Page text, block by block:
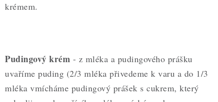
krémem.
Pudingový krém - z mléka a pudingového prášku
uvaříme puding (2/3 mléka přivedeme k varu a do 1/3
mléka vmícháme pudingový prášek s cukrem, který